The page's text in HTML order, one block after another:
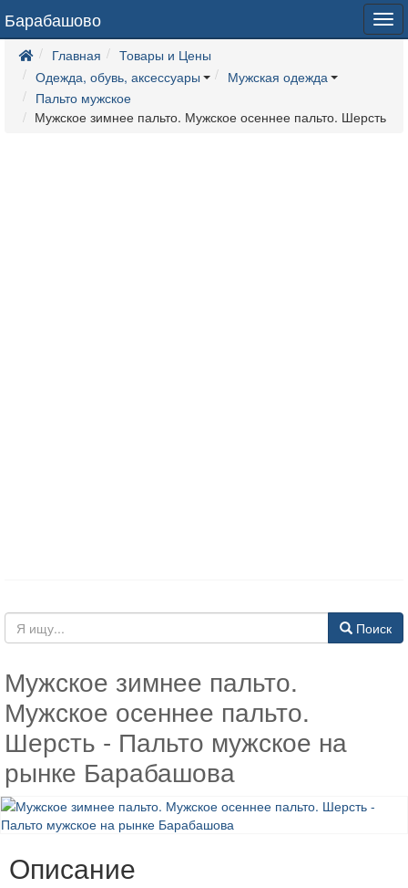
Барабашово
Главная
Товары и Цены
Одежда, обувь, аксессуары
Мужская одежда
Пальто мужское
Мужское зимнее пальто. Мужское осеннее пальто. Шерсть
Поиск
Мужское зимнее пальто.
Мужское осеннее пальто.
Шерсть - Пальто мужское на
рынке Барабашова
Описание